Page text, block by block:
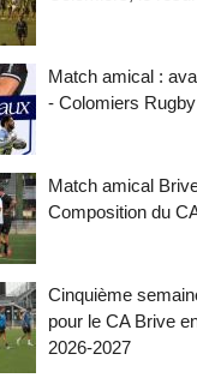
Match amical :
- Colomiers Rugby
Match amical
Composition du
Cinquième
pour le CA Brive
2026-2027